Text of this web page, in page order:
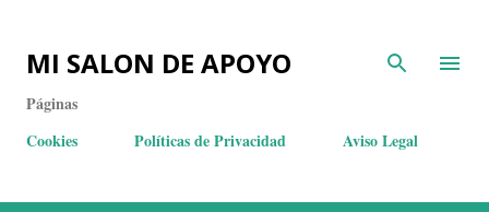
MI SALON DE APOYO
Páginas
Cookies
Políticas de Privacidad Aviso Legal